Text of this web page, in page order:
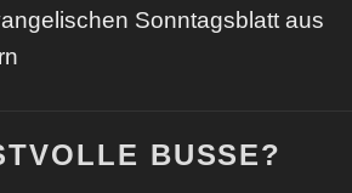
Sonntagsblatt aus
BUSSE?